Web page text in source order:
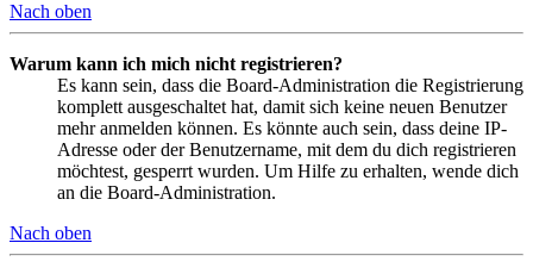
Nach oben
Warum kann ich mich nicht registrieren?
Es kann sein, dass die Board-Administration die Registrierung
komplett ausgeschaltet hat, damit sich keine neuen Benutzer
mehr anmelden können. Es könnte auch sein, dass deine IP-
Adresse oder der Benutzername, mit dem du dich registrieren
möchtest, gesperrt wurden. Um Hilfe zu erhalten, wende dich
an die Board-Administration.
Nach oben